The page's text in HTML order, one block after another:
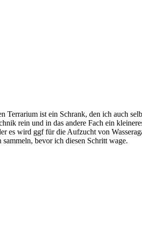
ist ein Schrank, den ich auch
rein und in das andere Fach ein
es wird ggf für die Aufzucht von
sammeln, bevor ich diesen Schritt wage.